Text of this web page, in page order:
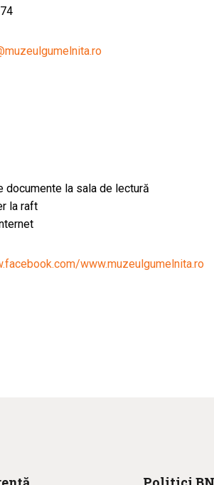
documente la sala de lectură
la raft
www.muzeulgumelnita.ro